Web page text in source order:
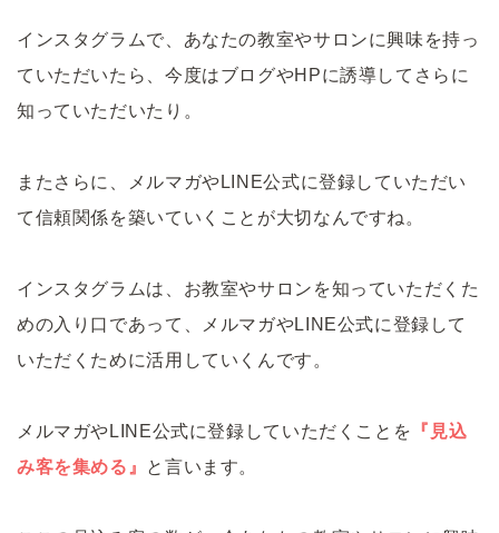
インスタグラムで、あなたの教室やサロンに興味を持っ
ていただいたら、今度はブログやHPに誘導してさらに
知っていただいたり。
またさらに、メルマガやLINE公式に登録していただい
て信頼関係を築いていくことが大切なんですね。
インスタグラムは、お教室やサロンを知っていただくた
めの入り口であって、メルマガやLINE公式に登録して
いただくために活用していくんです。
メルマガやLINE公式に登録していただくことを 『見込
み客を集める』 と言います。